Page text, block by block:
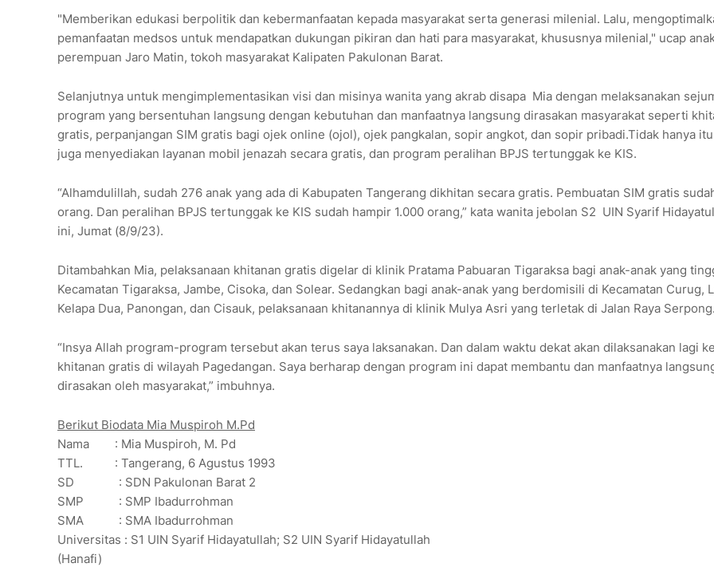
"Memberikan edukasi berpolitik dan kebermanfaatan kepada masyarakat serta generasi milenial. Lalu,
pemanfaatan medsos untuk mendapatkan dukungan pikiran dan hati para masyarakat, khususnya milenial," ucap
perempuan Jaro Matin, tokoh masyarakat Kalipaten Pakulonan Barat.
Selanjutnya untuk mengimplementasikan visi dan misinya wanita yang akrab disapa Mia dengan melaksanakan
program yang bersentuhan langsung dengan kebutuhan dan manfaatnya langsung dirasakan masyarakat seperti
gratis, perpanjangan SIM gratis bagi ojek online (ojol), ojek pangkalan, sopir angkot, dan sopir pribadi.Tidak hanya
juga menyediakan layanan mobil jenazah secara gratis, dan program peralihan BPJS tertunggak ke KIS.
“Alhamdulillah, sudah 276 anak yang ada di Kabupaten Tangerang dikhitan secara gratis. Pembuatan SIM gratis
orang. Dan peralihan BPJS tertunggak ke KIS sudah hampir 1.000 orang,” kata wanita jebolan S2 UIN Syarif
ini, Jumat (8/9/23).
Ditambahkan Mia, pelaksanaan khitanan gratis digelar di klinik Pratama Pabuaran Tigaraksa bagi anak-anak yang
Kecamatan Tigaraksa, Jambe, Cisoka, dan Solear. Sedangkan bagi anak-anak yang berdomisili di Kecamatan Curug,
Kelapa Dua, Panongan, dan Cisauk, pelaksanaan khitanannya di klinik Mulya Asri yang terletak di Jalan Raya Serpong.
“Insya Allah program-program tersebut akan terus saya laksanakan. Dan dalam waktu dekat akan dilaksanakan lagi
khitanan gratis di wilayah Pagedangan. Saya berharap dengan program ini dapat membantu dan manfaatnya
dirasakan oleh masyarakat,” imbuhnya.
Berikut Biodata Mia Muspiroh M.Pd
Nama
: Mia Muspiroh, M. Pd
TTL.
: Tangerang, 6 Agustus 1993
SD : SDN Pakulonan Barat 2
SMP : SMP Ibadurrohman
SMA : SMA Ibadurrohman
Universitas : S1 UIN Syarif Hidayatullah; S2 UIN Syarif Hidayatullah
(Hanafi)